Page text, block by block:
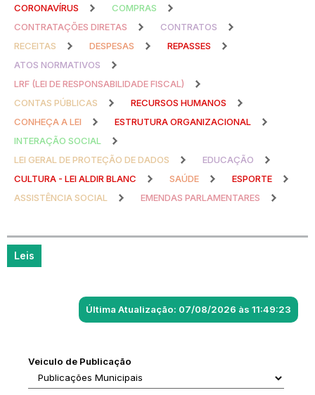
CORONAVÍRUS
COMPRAS
CONTRATAÇÕES DIRETAS
CONTRATOS
RECEITAS
DESPESAS
REPASSES
ATOS NORMATIVOS
LRF (LEI DE RESPONSABILIDADE FISCAL)
CONTAS PÚBLICAS
RECURSOS HUMANOS
CONHEÇA A LEI
ESTRUTURA ORGANIZACIONAL
INTERAÇÃO SOCIAL
LEI GERAL DE PROTEÇÃO DE DADOS
EDUCAÇÃO
CULTURA - LEI ALDIR BLANC
SAÚDE
ESPORTE
ASSISTÊNCIA SOCIAL
EMENDAS PARLAMENTARES
Leis
Última Atualização: 07/08/2026 às 11:49:23
Veiculo de Publicação